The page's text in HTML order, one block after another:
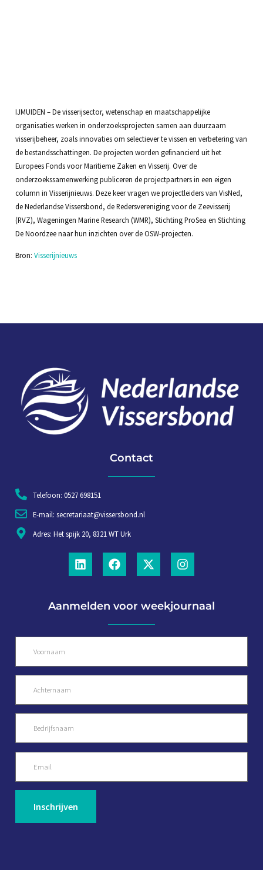
IJMUIDEN – De visserijsector, wetenschap en maatschappelijke
organisaties werken in onderzoeksprojecten samen aan duurzaam
visserijbeheer, zoals innovaties om selectiever te vissen en verbetering van
de bestandsschattingen. De projecten worden gefinancierd uit het
Europees Fonds voor Maritieme Zaken en Visserij. Over de
onderzoekssamenwerking publiceren de projectpartners in een eigen
column in Visserijnieuws. Deze keer vragen we projectleiders van VisNed,
de Nederlandse Vissersbond, de Redersvereniging voor de Zeevisserij
(RVZ), Wageningen Marine Research (WMR), Stichting ProSea en Stichting
De Noordzee naar hun inzichten over de OSW-projecten.
Bron: Visserijnieuws
Contact
Telefoon: 0527 698151
E-mail: secretariaat@vissersbond.nl
Adres: Het spijk 20, 8321 WT Urk
Aanmelden voor weekjournaal